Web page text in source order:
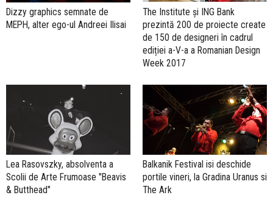
Dizzy graphics semnate de
MEPH, alter ego-ul Andreei Ilisai
The Institute și ING Bank
prezintă 200 de proiecte create
de 150 de designeri în cadrul
ediției a-V-a a Romanian Design
Week 2017
Lea Rasovszky, absolventa a
Scolii de Arte Frumoase "Beavis
& Butthead"
Balkanik Festival isi deschide
portile vineri, la Gradina Uranus si
The Ark